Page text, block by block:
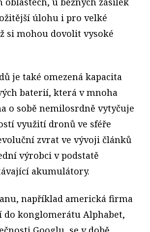
úlohu i pro velké
si mohou dovolit vysoké
je také omezená kapacita
baterií, která v mnoha
o sobě nemilosrdně vytyčuje
využití dronů ve sféře
zvrat ve vývoji článků
výrobci v podstatě
akumulátory.
například americká firma
do konglomerátu Alphabet,